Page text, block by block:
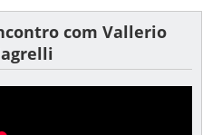
com Vallerio